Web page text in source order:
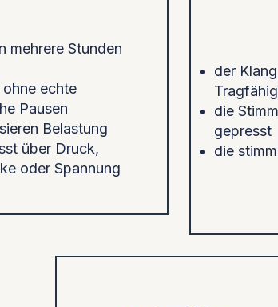
mehrere Stunden
echte
Pausen
Belastung
über Druck,
oder Spannung
der
die
gepresst
die